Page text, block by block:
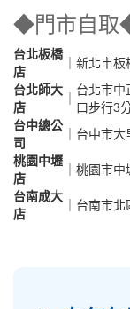
◆門市自
台北板橋
店
新北市板
台北師大
店
台北市中
口步行3
台中總公
司
台中市大
桃園中壢
店
桃園市中
台南成大
店
台南市北